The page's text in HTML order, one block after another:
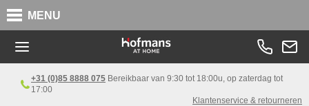
MENU
+31 (0)85 8888 075 Bereikbaar van 9:30 tot 18:00u, op zaterdag tot
17:00
Klantenservice & retourneren